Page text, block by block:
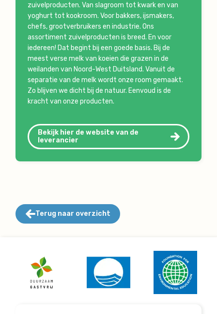
zuivelproducten. Van slagroom tot kwark en van
yoghurt tot kookroom. Voor bakkers, ijsmakers,
chefs, grootverbruikers en industrie. Ons
assortiment zuivelproducten is breed. En voor
iedereen! Dat begint bij een goede basis. Bij de
meest verse melk van koeien die grazen in de
weilanden van Noord-West Duitsland. Vanuit de
separatie van de melk wordt onze room gemaakt.
Zo blijven we dicht bij de natuur. Eenvoud is de
kracht van onze producten.
Bekijk hier de website van de
leverancier
Terug naar overzicht